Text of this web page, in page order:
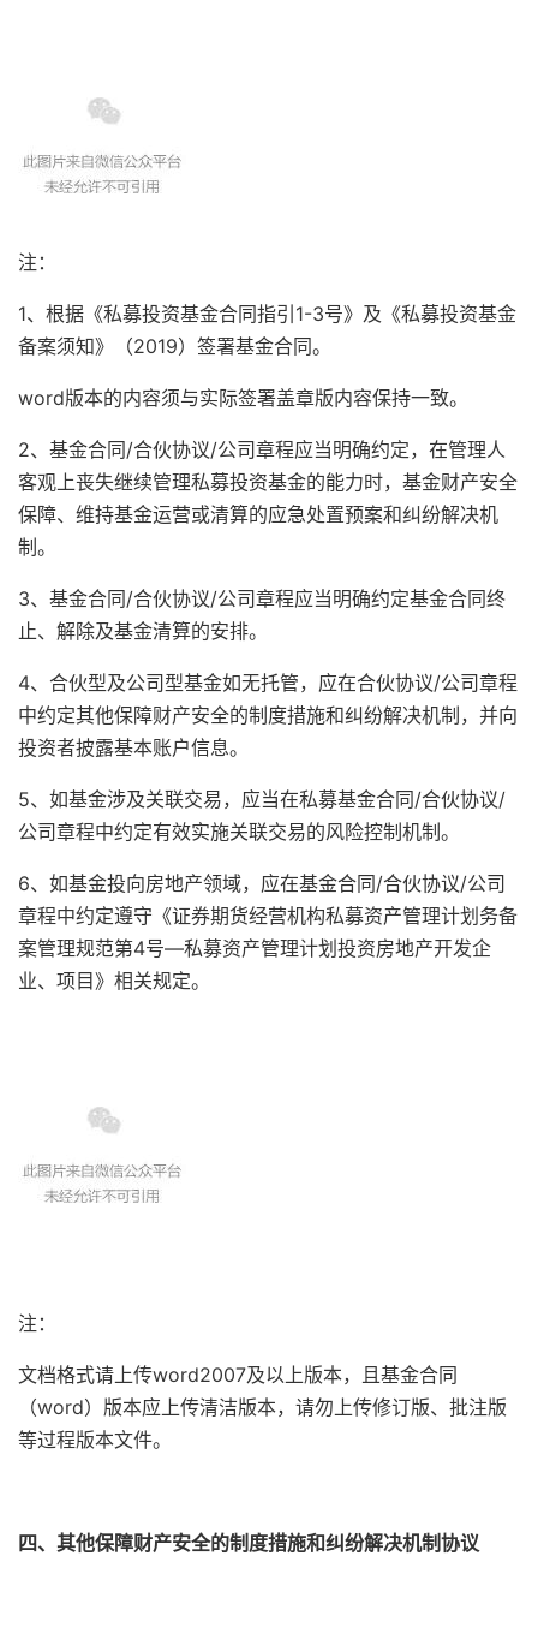
注：
1、根据《私募投资基金合同指引1-3号》及《私募投资基金
备案须知》（2019）签署基金合同。
word版本的内容须与实际签署盖章版内容保持一致。
2、基金合同/合伙协议/公司章程应当明确约定，在管理人
客观上丧失继续管理私募投资基金的能力时，基金财产安全
保障、维持基金运营或清算的应急处置预案和纠纷解决机
制。
3、基金合同/合伙协议/公司章程应当明确约定基金合同终
止、解除及基金清算的安排。
4、合伙型及公司型基金如无托管，应在合伙协议/公司章程
中约定其他保障财产安全的制度措施和纠纷解决机制，并向
投资者披露基本账户信息。
5、如基金涉及关联交易，应当在私募基金合同/合伙协议/
公司章程中约定有效实施关联交易的风险控制机制。
6、如基金投向房地产领域，应在基金合同/合伙协议/公司
章程中约定遵守《证券期货经营机构私募资产管理计划务备
案管理规范第4号—私募资产管理计划投资房地产开发企
业、项目》相关规定。
注：
文档格式请上传word2007及以上版本，且基金合同
（word）版本应上传清洁版本，请勿上传修订版、批注版
等过程版本文件。
四、其他保障财产安全的制度措施和纠纷解决机制协议